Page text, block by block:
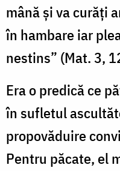
mână şi va curăţi
în hambare iar
nestins” (Mat. 3,
Era o predică ce
în sufletul
propovăduire
Pentru păcate, el